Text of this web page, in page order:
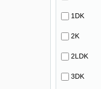
1DK
2K
2LDK
3DK